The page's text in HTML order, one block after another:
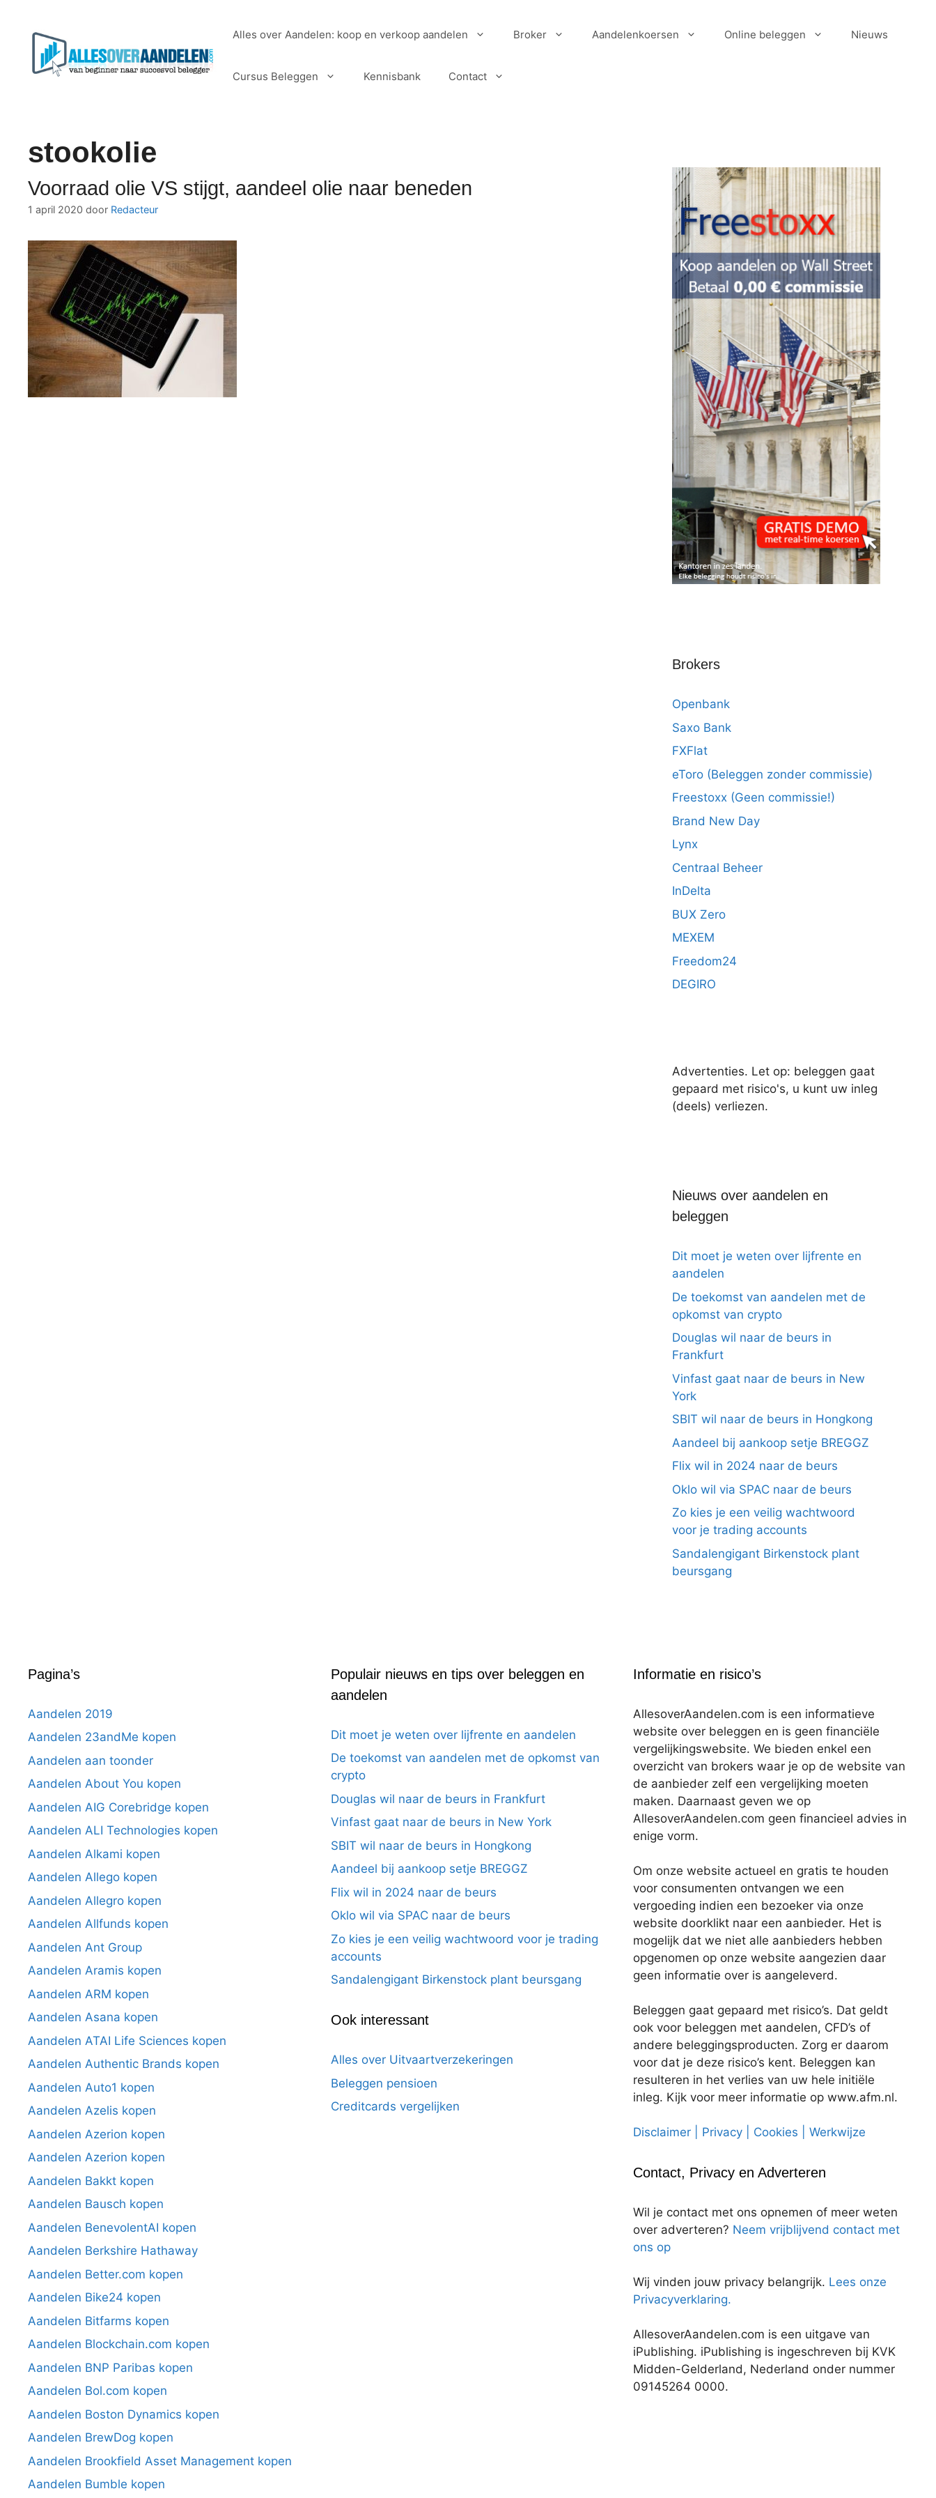
Alles over Aandelen: koop en verkoop aandelen Broker Aandelenkoersen Online beleggen Nieuws
Cursus Beleggen Kennisbank Contact
stookolie
Voorraad olie VS stijgt, aandeel olie naar beneden
1 april 2020 door Redacteur
Brokers
Openbank
Saxo Bank
FXFlat
eToro (Beleggen zonder commissie)
Freestoxx (Geen commissie!)
Brand New Day
Lynx
Centraal Beheer
InDelta
BUX Zero
MEXEM
Freedom24
DEGIRO
Advertenties. Let op: beleggen gaat
gepaard met risico's, u kunt uw inleg
(deels) verliezen.
Nieuws over aandelen en
beleggen
Dit moet je weten over lijfrente en
aandelen
De toekomst van aandelen met de
opkomst van crypto
Douglas wil naar de beurs in
Frankfurt
Vinfast gaat naar de beurs in New
York
SBIT wil naar de beurs in Hongkong
Aandeel bij aankoop setje BREGGZ
Flix wil in 2024 naar de beurs
Oklo wil via SPAC naar de beurs
Zo kies je een veilig wachtwoord
voor je trading accounts
Sandalengigant Birkenstock plant
beursgang
Pagina’s
Aandelen 2019
Aandelen 23andMe kopen
Aandelen aan toonder
Aandelen About You kopen
Aandelen AIG Corebridge kopen
Aandelen ALI Technologies kopen
Aandelen Alkami kopen
Aandelen Allego kopen
Aandelen Allegro kopen
Aandelen Allfunds kopen
Aandelen Ant Group
Aandelen Aramis kopen
Aandelen ARM kopen
Aandelen Asana kopen
Aandelen ATAI Life Sciences kopen
Aandelen Authentic Brands kopen
Aandelen Auto1 kopen
Aandelen Azelis kopen
Aandelen Azerion kopen
Aandelen Azerion kopen
Aandelen Bakkt kopen
Aandelen Bausch kopen
Aandelen BenevolentAI kopen
Aandelen Berkshire Hathaway
Aandelen Better.com kopen
Aandelen Bike24 kopen
Aandelen Bitfarms kopen
Aandelen Blockchain.com kopen
Aandelen BNP Paribas kopen
Aandelen Bol.com kopen
Aandelen Boston Dynamics kopen
Aandelen BrewDog kopen
Aandelen Brookfield Asset Management kopen
Aandelen Bumble kopen
Populair nieuws en tips over beleggen en
aandelen
Dit moet je weten over lijfrente en aandelen
De toekomst van aandelen met de opkomst van
crypto
Douglas wil naar de beurs in Frankfurt
Vinfast gaat naar de beurs in New York
SBIT wil naar de beurs in Hongkong
Aandeel bij aankoop setje BREGGZ
Flix wil in 2024 naar de beurs
Oklo wil via SPAC naar de beurs
Zo kies je een veilig wachtwoord voor je trading
accounts
Sandalengigant Birkenstock plant beursgang
Ook interessant
Alles over Uitvaartverzekeringen
Beleggen pensioen
Creditcards vergelijken
Informatie en risico’s
AllesoverAandelen.com is een informatieve
website over beleggen en is geen financiële
vergelijkingswebsite. We bieden enkel een
overzicht van brokers waar je op de website van
de aanbieder zelf een vergelijking moeten
maken. Daarnaast geven we op
AllesoverAandelen.com geen financieel advies in
enige vorm.
Om onze website actueel en gratis te houden
voor consumenten ontvangen we een
vergoeding indien een bezoeker via onze
website doorklikt naar een aanbieder. Het is
mogelijk dat we niet alle aanbieders hebben
opgenomen op onze website aangezien daar
geen informatie over is aangeleverd.
Beleggen gaat gepaard met risico’s. Dat geldt
ook voor beleggen met aandelen, CFD’s of
andere beleggingsproducten. Zorg er daarom
voor dat je deze risico’s kent. Beleggen kan
resulteren in het verlies van uw hele initiële
inleg. Kijk voor meer informatie op www.afm.nl.
Disclaimer | Privacy | Cookies | Werkwijze
Contact, Privacy en Adverteren
Wil je contact met ons opnemen of meer weten
over adverteren? Neem vrijblijvend contact met
ons op
Wij vinden jouw privacy belangrijk. Lees onze
Privacyverklaring.
AllesoverAandelen.com is een uitgave van
iPublishing. iPublishing is ingeschreven bij KVK
Midden-Gelderland, Nederland onder nummer
09145264 0000.